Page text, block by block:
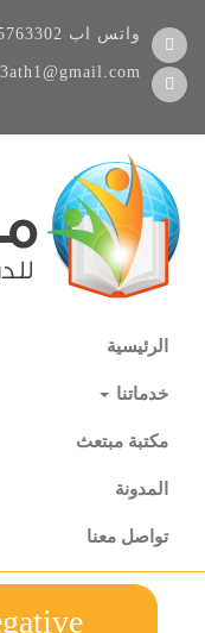
واتس اب
الرئيسية
خدماتنا
مكتبة مبتعث
المدونة
تواصل معنا